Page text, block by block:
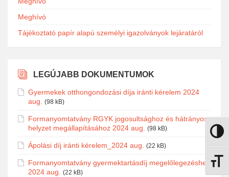
Nagy
Meghívó
Tájékoztató papír alapú személyi igazolványok lejáratáról
LEGÚJABB DOKUMENTUMOK
Gyermekek otthongondozási díja iránti kérelem 2024
aug. (98 kB)
Formanyomtatvány RGYK jogosultsághoz és hátrányos
helyzet megállapításához 2024 aug. (98 kB)
Ápolási díj iránti kérelem_2024 aug. (22 kB)
Formanyomtatvány gyermektartásdíj megelőlegezéshez
2024 aug. (22 kB)